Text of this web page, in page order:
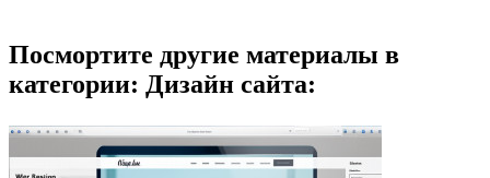
Посмортите другие материалы в
категории: Дизайн сайта: